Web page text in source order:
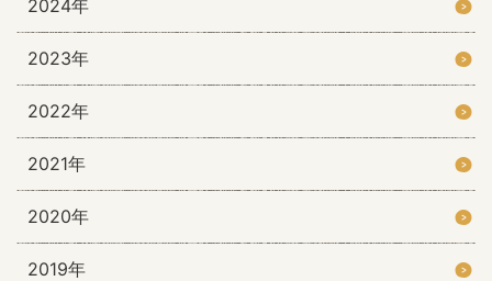
2024年
2023年
2022年
2021年
2020年
2019年